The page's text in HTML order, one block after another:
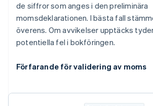
de siffror som anges i den preliminära
momsdeklarationen. I bästa fall
överens. Om avvikelser upptäcks
potentiella fel i bokföringen.
Förfarande för validering av moms